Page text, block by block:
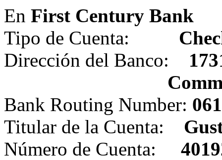
En First Century Bank
Tipo de Cuenta:
Dirección del Banco:
Bank Routing Number:
Titular de la Cuenta:
Número de Cuenta: